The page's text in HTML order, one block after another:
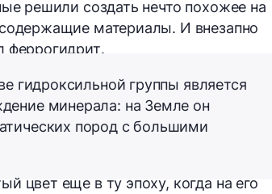
решили создать нечто похожее на
материалы. И внезапно
феррогидрит.
гидроксильной группы является
минерала: на Земле он
пород с большими
цвет еще в ту эпоху, когда на его